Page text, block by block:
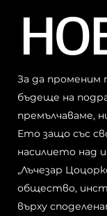
СТРАХ.
За да променим
бъдеще на
премълчаваме,
Ето защо със
насилието над
„Лъчезар
общество,
върху